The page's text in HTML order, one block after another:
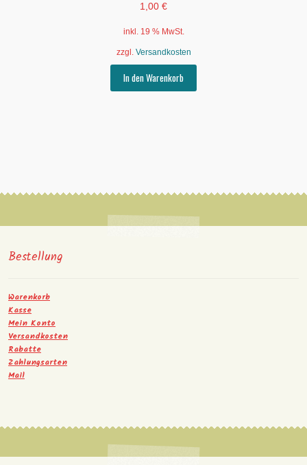
1,00 €
inkl. 19 % MwSt.
zzgl. Versandkosten
In den Warenkorb
Bestellung
Warenkorb
Kasse
Mein Konto
Versandkosten
Rabatte
Zahlungsarten
Mail